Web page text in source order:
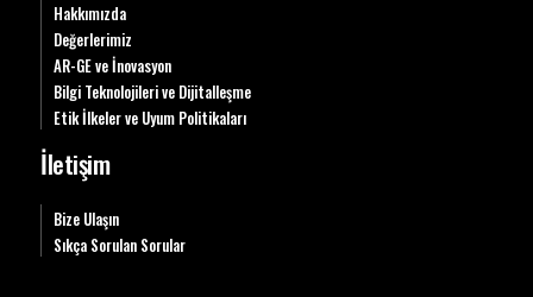
Hakkımızda
Değerlerimiz
AR-GE ve İnovasyon
Bilgi Teknolojileri ve Dijitalleşme
Etik İlkeler ve Uyum Politikaları
İletişim
Bize Ulaşın
Sıkça Sorulan Sorular